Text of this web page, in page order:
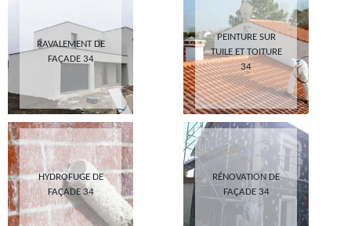
RAVALEMENT DE
FAÇADE 34
PEINTURE SUR
TUILE ET TOITURE
34
HYDROFUGE DE
FAÇADE 34
RÉNOVATION DE
FAÇADE 34